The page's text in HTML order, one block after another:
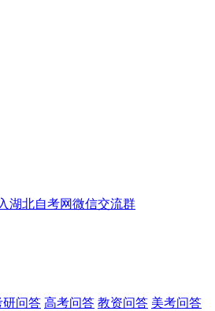
湖北自考网微信交流群
研问答 高考问答 教资问答 美考问答